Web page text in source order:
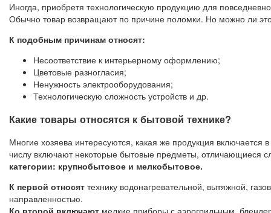
Иногда, приобретя технологическую продукцию для
Обычно товар возвращают по причине поломки. Но можно ли
К подобным причинам относят:
Несоответствие к интерьерному оформлению;
Цветовые разногласия;
Ненужность электрооборудования;
Технологическую сложность устройств и др.
Какие товары относятся к бытовой технике?
Многие хозяева интересуются, какая же продукция
числу включают некоторые бытовые предметы, отличающиеся
категории: крупнобытовое и мелкобытовое.
К первой относят технику водонагревательной, вытяжной,
направленностью.